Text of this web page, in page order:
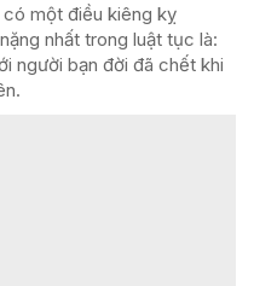
có một điều kiêng kỵ
nhất trong luật tục là:
người bạn đời đã chết khi